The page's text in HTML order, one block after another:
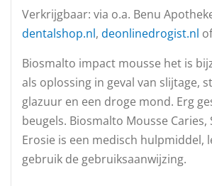
Verkrijgbaar: via o.a. Benu
dentalshop.nl, deonlinedrogist.nl
Biosmalto impact mousse het is
als oplossing in geval van slijtage,
glazuur en een droge mond. Erg
beugels. Biosmalto Mousse Caries,
Erosie is een medisch hulpmiddel,
gebruik de gebruiksaanwijzing.